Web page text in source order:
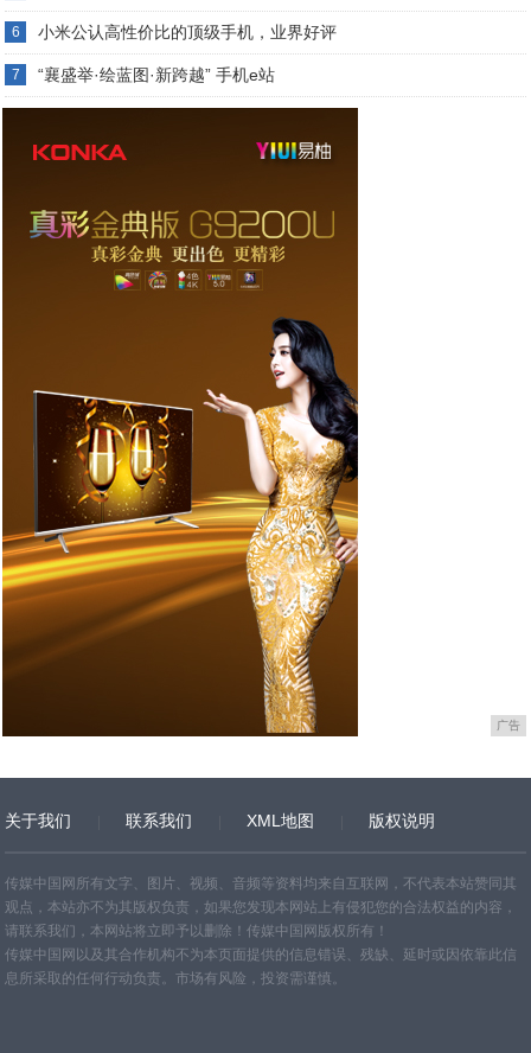
6 小米公认高性价比的顶级手机，业界好评
7 “襄盛举·绘蓝图·新跨越” 手机e站
广告
关于我们 联系我们 XML地图 版权说明
网站地图 TXT
传媒中国网所有文字、图片、视频、音频等资料均来自互联网，不代表本站赞同其
观点，本站亦不为其版权负责，如果您发现本网站上有侵犯您的合法权益的内容，
请联系我们，本网站将立即予以删除！传媒中国网版权所有！
传媒中国网以及其合作机构不为本页面提供的信息错误、残缺、延时或因依靠此信
息所采取的任何行动负责。市场有风险，投资需谨慎。